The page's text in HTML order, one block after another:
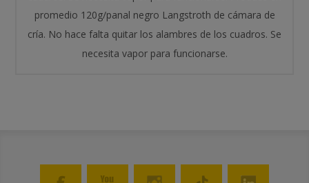
promedio 120g/panal negro Langstroth de cámara de
cría. No hace falta quitar los alambres de los cuadros. Se
necesita vapor para funcionarse.